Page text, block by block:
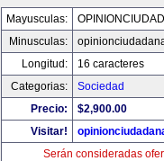
Mayusculas:
Minusculas:
Longitud:
16 caracteres
Categorias:
Sociedad
Precio:
$2,900.00
Visitar!
Serán consideradas